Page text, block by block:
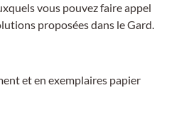
vous pouvez faire appel
proposées dans le Gard.
et en exemplaires papier